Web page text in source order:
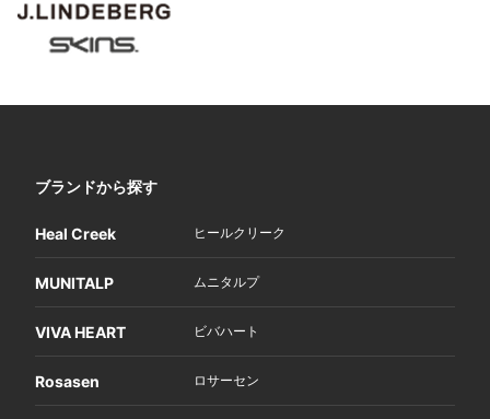
ブランドから探す
Heal Creek ヒールクリーク
MUNITALP ムニタルプ
VIVA HEART ビバハート
Rosasen ロサーセン